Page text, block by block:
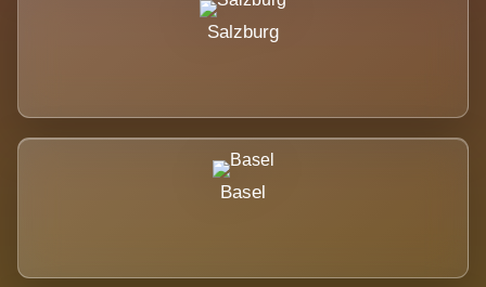
Salzburg
Basel